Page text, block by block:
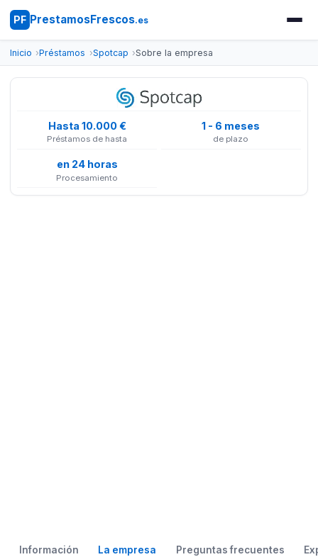
PF PrestamosFrescos.es
Inicio Préstamos Spotcap Sobre la empresa
Hasta 10.000 €
Préstamos de hasta
1 - 6 meses
de plazo
en 24 horas
Procesamiento
Información La empresa Preguntas frecuentes